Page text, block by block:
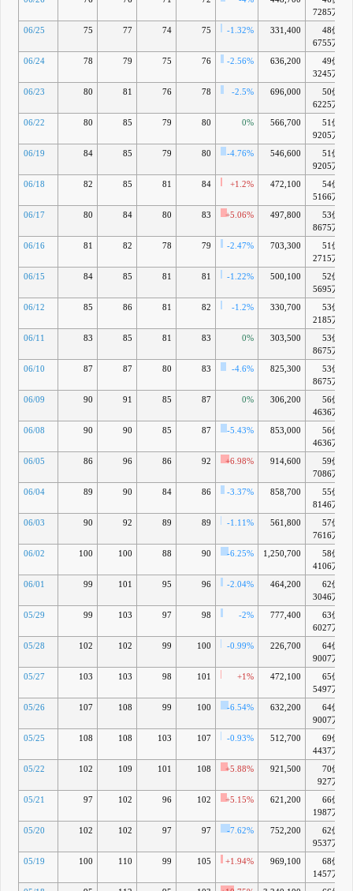
7285万
06/25 75 77 74 75 -1.32% 331,400
48億
6755万
06/24 78 79 75 76 -2.56% 636,200
49億
3245万
06/23 80 81 76 78 -2.5% 696,000
50億
6225万
06/22 80 85 79 80 0% 566,700
51億
9205万
06/19 84 85 79 80 -4.76% 546,600
51億
9205万
06/18 82 85 81 84 +1.2% 472,100
54億
5166万
06/17
80 84 80 83 +5.06% 497,800
53億
8675万
06/16 81 82 78 79 -2.47% 703,300
51億
2715万
06/15 84 85 81 81 -1.22% 500,100
52億
5695万
06/12 85 86 81 82 -1.2% 330,700
53億
2185万
06/11 83 85 81 83 0% 303,500
53億
8675万
06/10 87 87 80 83 -4.6% 825,300
53億
8675万
06/09 90 91 85 87 0% 306,200
56億
4636万
06/08 90 90 85 87 -5.43% 853,000
56億
4636万
06/05 86 96 86 92 +6.98% 914,600
59億
7086万
06/04
89 90 84 86 -3.37% 858,700
55億
8146万
06/03 90 92 89 89 -1.11% 561,800
57億
7616万
06/02
100 100 88 90 -6.25% 1,250,700
58億
4106万
06/01
99 101 95 96 -2.04% 464,200
62億
3046万
05/29
99 103 97 98 -2% 777,400
63億
6027万
05/28
102 102 99 100 -0.99% 226,700
64億
9007万
05/27
103 103 98 101 +1% 472,100
65億
5497万
05/26
107 108 99 100 -6.54% 632,200
64億
9007万
05/25
108 108 103 107 -0.93% 512,700
69億
4437万
05/22
102 109 101 108 +5.88% 921,500
70億
927万
05/21
97 102 96 102 +5.15% 621,200
66億
1987万
05/20
102 102 97 97 -7.62% 752,200
62億
9537万
05/19
100 110 99 105 +1.94% 969,100
68億
1457万